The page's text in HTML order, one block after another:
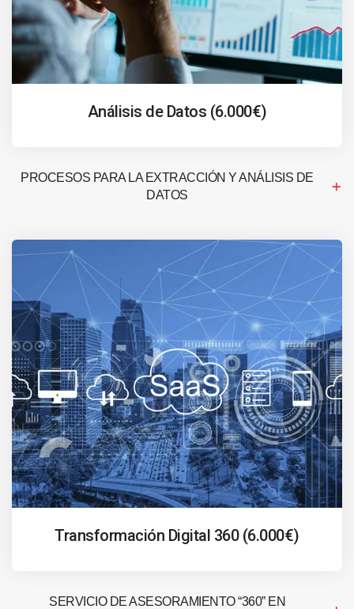
Análisis de Datos (6.000€)
PROCESOS PARA LA EXTRACCIÓN Y ANÁLISIS DE
DATOS
Transformación Digital 360 (6.000€)
SERVICIO DE ASESORAMIENTO “360” EN